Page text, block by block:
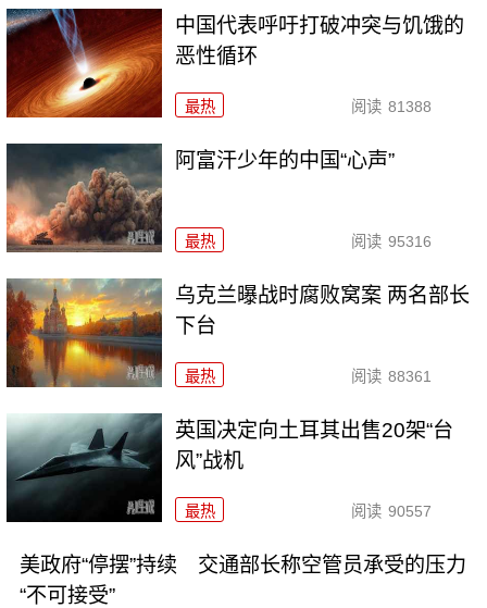
中国代表呼吁打破冲突与饥饿的
恶性循环
最热 阅读 81388
阿富汗少年的中国“心声”
最热 阅读 95316
乌克兰曝战时腐败窝案 两名部长
下台
最热 阅读 88361
英国决定向土耳其出售20架“台
风”战机
最热 阅读 90557
美政府“停摆”持续 交通部长称空管员承受的压力
“不可接受”